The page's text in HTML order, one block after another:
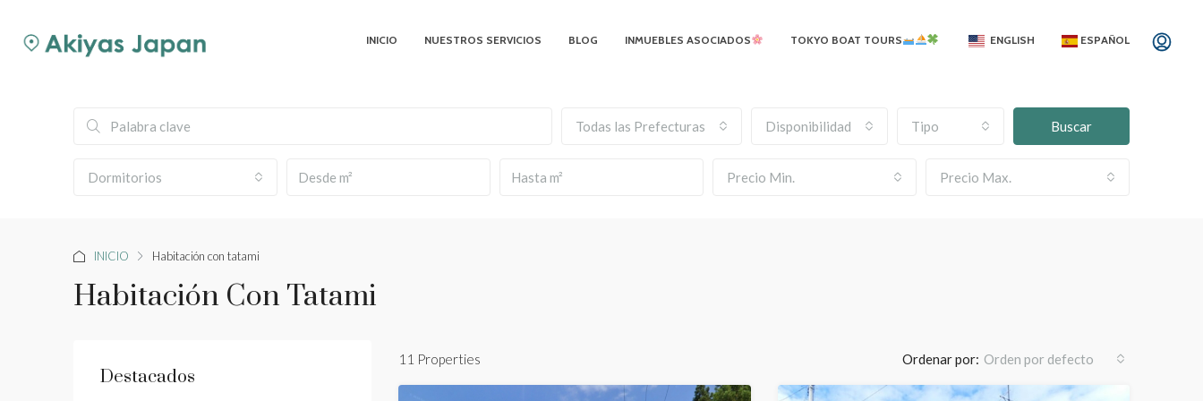
INICIO NUESTROS SERVICIOS BLOG INMUEBLES ASOCIADOS TOKYO BOAT TOURS ENGLISH ESPAÑOL
Todas las Prefecturas Disponibilidad Tipo Buscar
Dormitorios Precio Min. Precio Max.
INICIO Habitación con tatami
Habitación Con Tatami
11 Properties Ordenar por: Orden por defecto
Destacados